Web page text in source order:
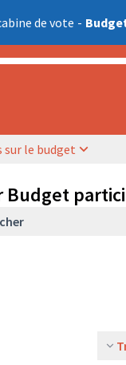
de vote -
le budget
Budget